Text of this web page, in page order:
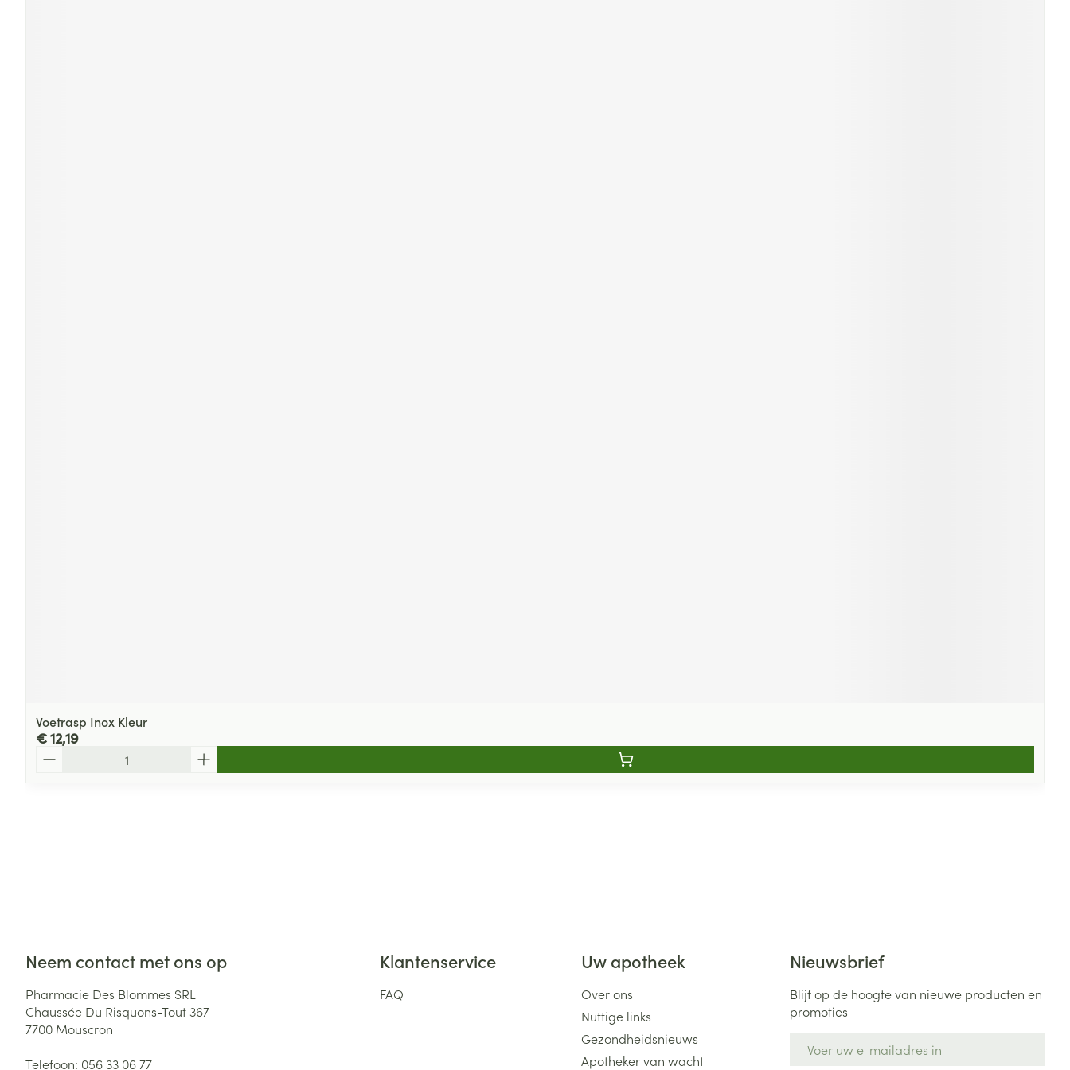
Voetrasp Inox Kleur
€ 12,19
Neem contact met ons op
Pharmacie Des Blommes SRL
Chaussée Du Risquons-Tout 367
7700 Mouscron
Telefoon: 056 33 06 77
Klantenservice
FAQ
Uw apotheek
Over ons
Nuttige links
Gezondheidsnieuws
Apotheker van wacht
Nieuwsbrief
Blijf op de hoogte van nieuwe producten en
promoties